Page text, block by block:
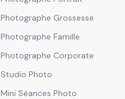
Photographe Grossesse
Photographe Famille
Photographe Corporate
Studio Photo
Mini Séances Photo